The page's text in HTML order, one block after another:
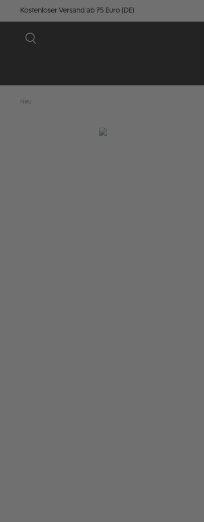
Kostenloser Versand ab 75 Euro (DE)
Neu
Bildergalerie überspringen